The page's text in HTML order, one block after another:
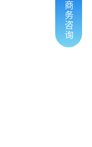
商
务
咨
询